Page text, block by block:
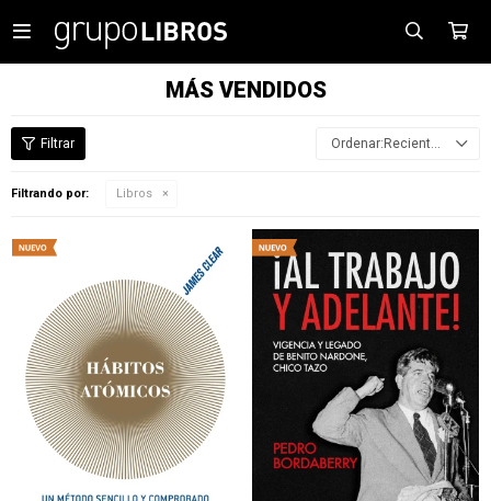

MÁS VENDIDOS
Recientes
Filtrando por: Libros